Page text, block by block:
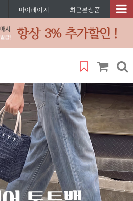
마이페이지 최근본상품